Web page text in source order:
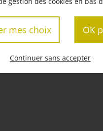
travaux de gouttières !
d’avoir pu participer
mes choix OK
Continuer sans accepter